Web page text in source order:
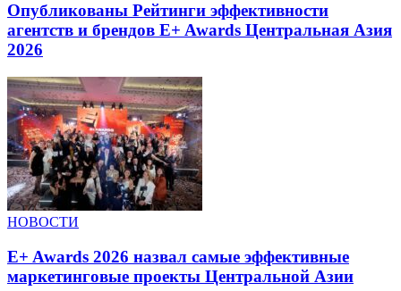
Опубликованы Рейтинги эффективности
агентств и брендов E+ Awards Центральная Азия
2026
НОВОСТИ
E+ Awards 2026 назвал самые эффективные
маркетинговые проекты Центральной Азии